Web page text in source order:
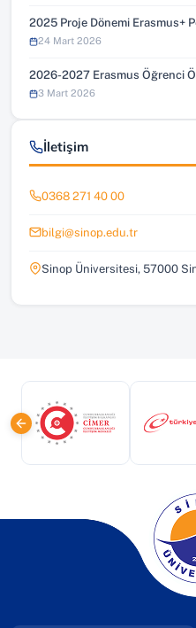
2025 Proje Dönemi Erasmus+
24 Mart 2026
2026-2027 Erasmus Öğrenci
3 Mart 2026
İletişim
0368 271 40 00
bilgi@sinop.edu.tr
Sinop Üniversitesi, 57000
(yeni sekmede